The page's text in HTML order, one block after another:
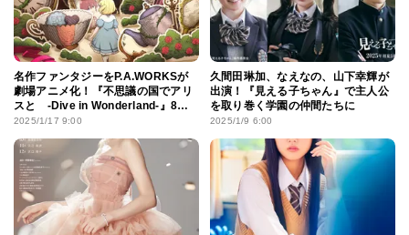
名作ファンタジーをP.A.WORKSが
劇場アニメ化！『不思議の国でアリ
スと -Dive in Wonderland-』8月
公開
2025/1/17 9:00
久間田琳加、なえなの、山下幸輝が
出演！『見える子ちゃん』で主人公
を取り巻く学園の仲間たちに
2025/1/9 6:00